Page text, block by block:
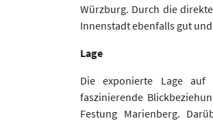
Würzburg. Durch die
Innenstadt ebenfalls gut
Lage
Die exponierte Lage auf
faszinierende
Festung Marienberg.